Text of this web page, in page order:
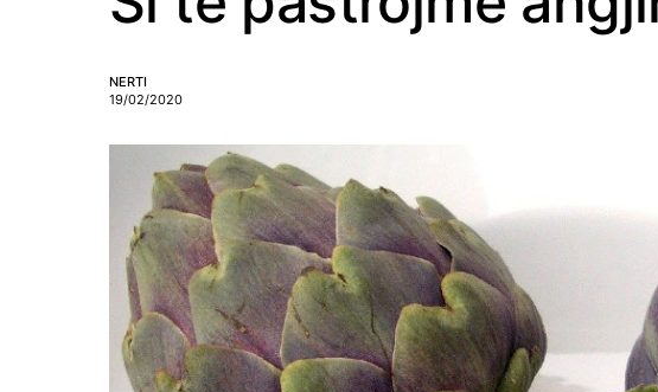
NERTI
19/02/2020